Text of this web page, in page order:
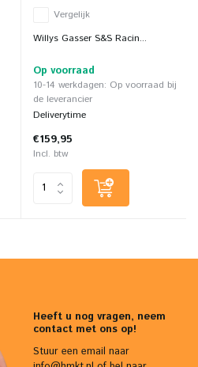
Vergelijk
Willys Gasser S&S Racin...
Op voorraad
10-14 werkdagen: Op voorraad bij
de leverancier
Deliverytime
€159,95
Incl. btw
Heeft u nog vragen, neem
contact met ons op!
Stuur een email naar